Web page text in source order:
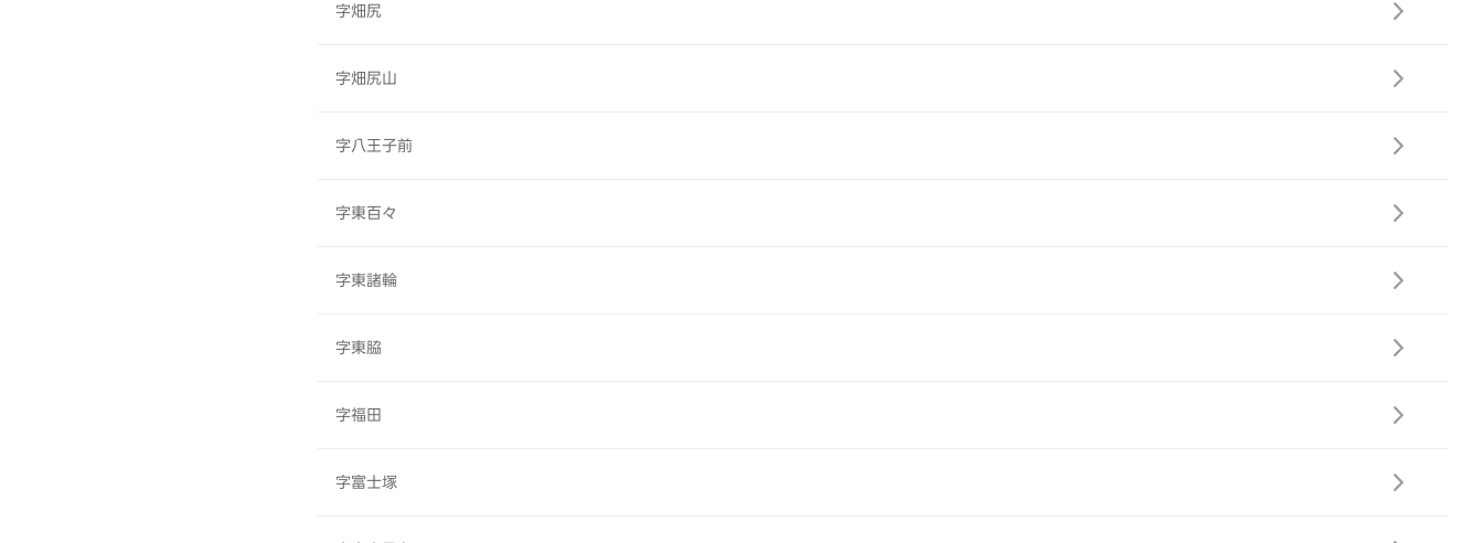
字畑尻
字畑尻山
字八王子前
字東百々
字東諸輪
字東脇
字福田
字富士塚